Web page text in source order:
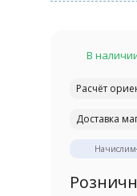
В
Расчёт
Доставка
Начислим